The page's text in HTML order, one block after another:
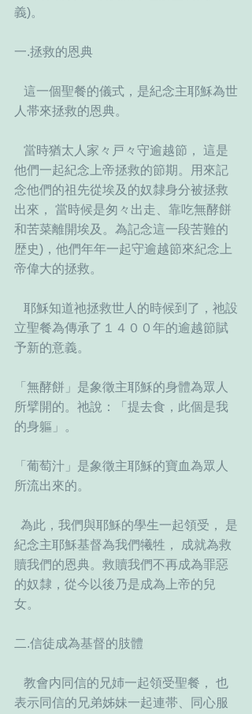
義)。
一.拯救的恩典
人帯來拯救的恩典。
他們一起紀念上帝拯救的節期。用來記
念他們的祖先從埃及的奴隸身分被拯救
出來， 當時候是匆々出走、靠吃無酵餅
和苦菜離開埃及。為記念這一段苦難的
歴史)，他們年年一起守逾越節來紀念上
帝偉大的拯救。
立聖餐為傳承了１４００年的逾越節賦
予新的意義。
「無酵餅」是象徵主耶穌的身體為眾人
所擘開的。祂說：「提去食，此個是我
的身軀」。
「葡萄汁」是象徵主耶穌的寶血為眾人
所流出來的。
紀念主耶穌基督為我們犧牲， 成就為救
贖我們的恩典。救贖我們不再成為罪惡
的奴隸，從今以後乃是成為上帝的兒
女。
二.信徒成為基督的肢體
表示同信的兄弟姊妹一起連帯、同心服